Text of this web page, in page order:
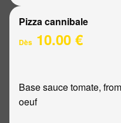
Pizza cannibale
Dès 10.00 €
Base sauce tomate,
oeuf